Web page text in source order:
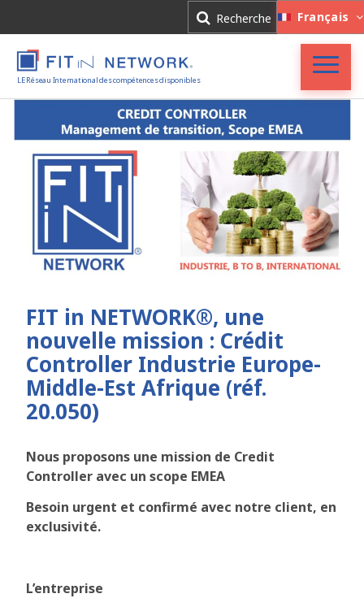
Recherche Français
LE Réseau International des compétences disponibles
Accueil
FIT in NETWORK®
Entreprises
Experts
Actualités
Connexion
Inscription
FIT in NETWORK®, une
nouvelle mission : Crédit
Controller Industrie Europe-
Middle-Est Afrique (réf.
20.050)
Nous proposons une mission de Credit
Controller avec un scope EMEA
Besoin urgent et confirmé avec notre client, en
exclusivité.
L’entreprise